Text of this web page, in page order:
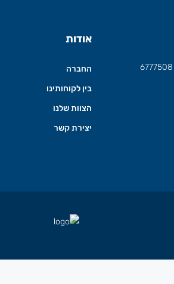
אודות
החברה
בין לקוחותינו
הצוות שלנו
יצירת קשר